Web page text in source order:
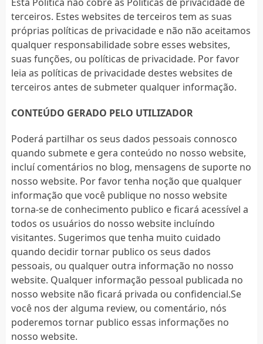
terceiros. Estes websites de terceiros tem as suas
próprias políticas de privacidade e não não aceitamos
qualquer responsabilidade sobre esses websites,
suas funções, ou políticas de privacidade. Por favor
leia as políticas de privacidade destes websites de
terceiros antes de submeter qualquer informação.
CONTEÚDO GERADO PELO UTILIZADOR
Poderá partilhar os seus dados pessoais connosco
quando submete e gera conteúdo no nosso website,
incluí comentários no blog, mensagens de suporte no
nosso website. Por favor tenha noção que qualquer
informação que você publique no nosso website
torna-se de conhecimento publico e ficará acessível a
todos os usuários do nosso website incluíndo
visitantes. Sugerimos que tenha muito cuidado
quando decidir tornar publico os seus dados
pessoais, ou qualquer outra informação no nosso
website. Qualquer informação pessoal publicada no
nosso website não ficará privada ou confidencial.Se
você nos der alguma review, ou comentário, nós
poderemos tornar publico essas informações no
nosso website.